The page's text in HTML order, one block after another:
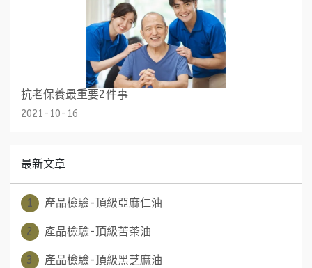
抗老保養最重要2件事
2021-10-16
最新文章
1 產品檢驗-頂級亞麻仁油
2 產品檢驗-頂級苦茶油
3 產品檢驗-頂級黑芝麻油